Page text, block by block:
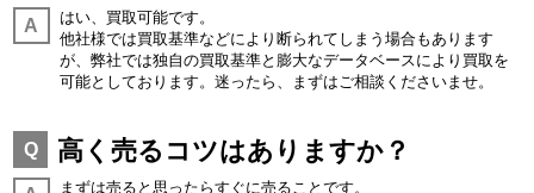
A
はい、買取可能です。
他社様では買取基準などにより断られてしまう場合もあります
が、弊社では独自の買取基準と膨大なデータベースにより買取を
可能としております。迷ったら、まずはご相談くださいませ。
Q 高く売るコツはありますか？
まずは売ると思ったらすぐに売ることです。